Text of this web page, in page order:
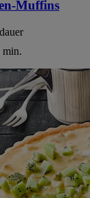
Muffins
min.